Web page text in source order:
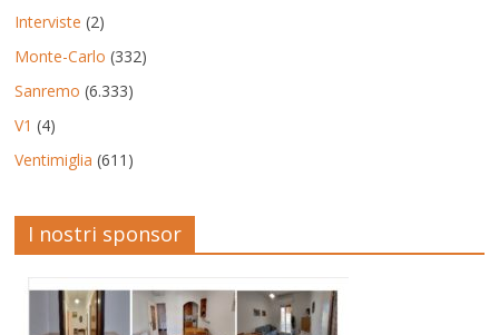
Interviste (2)
Monte-Carlo (332)
Sanremo (6.333)
V1 (4)
Ventimiglia (611)
I nostri sponsor